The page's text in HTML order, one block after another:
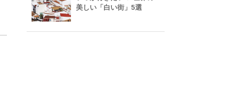
美しい「白い街」5選